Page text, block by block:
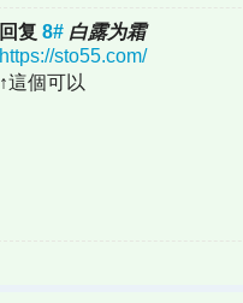
回复 8# 白露为霜
https://sto55.com/
↑這個可以